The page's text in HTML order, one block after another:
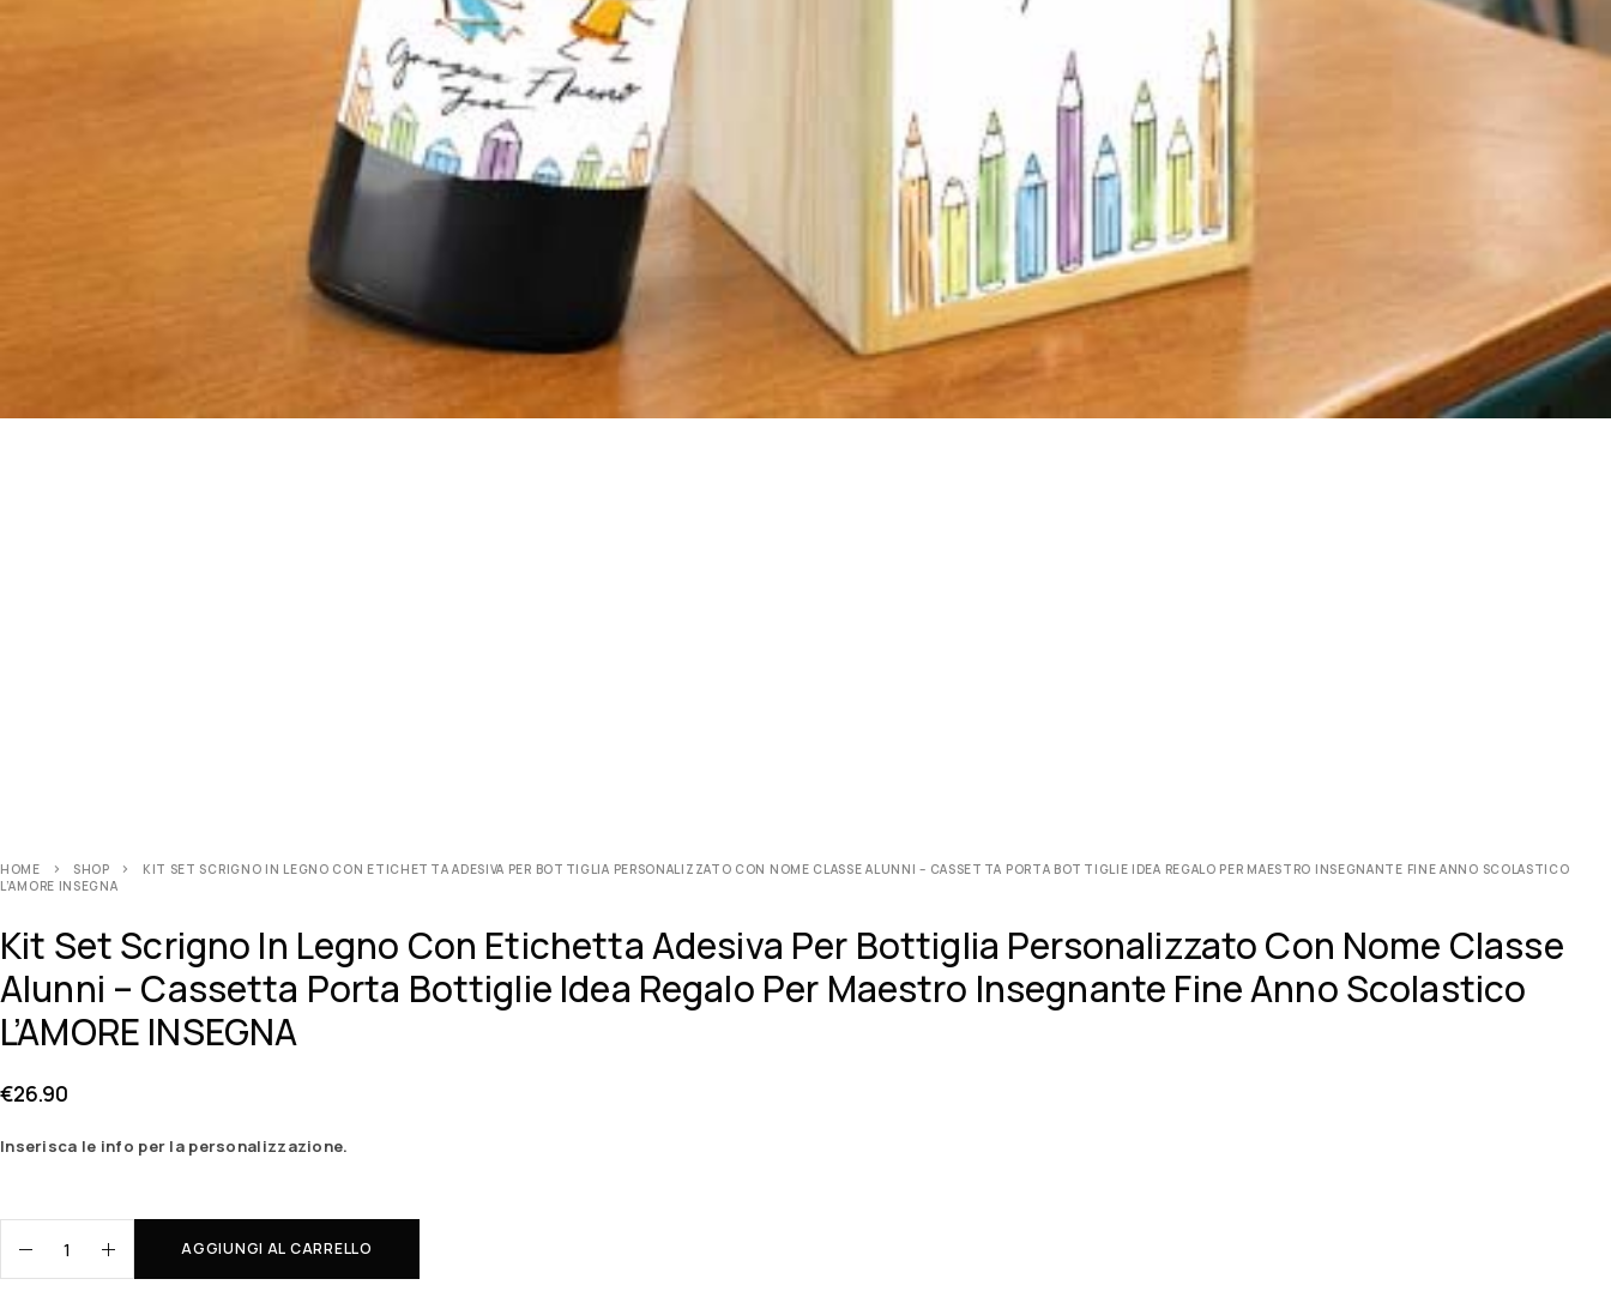
HOME SHOP
KIT SET SCRIGNO IN LEGNO CON ETICHETTA ADESIVA PER BOTTIGLIA PERSONALIZZATO CON NOME CLASSE ALUNNI – CASSETTA PORTA BOTTIGLIE IDEA REGALO PER MAESTRO INSEGNANTE FINE ANNO SCOLASTICO
L’AMORE INSEGNA
Kit Set Scrigno In Legno Con Etichetta Adesiva Per Bottiglia Personalizzato Con Nome Classe
Alunni – Cassetta Porta Bottiglie Idea Regalo Per Maestro Insegnante Fine Anno Scolastico
L’AMORE INSEGNA
€26.90
Inserisca le info per la personalizzazione.
AGGIUNGI AL CARRELLO